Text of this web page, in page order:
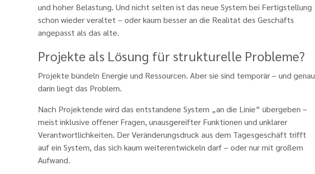
und hoher Belastung. Und nicht selten ist das neue System bei Fertigstellung
schon wieder veraltet – oder kaum besser an die Realität des Geschäfts
angepasst als das alte.
Projekte als Lösung für strukturelle Probleme?
Projekte bündeln Energie und Ressourcen. Aber sie sind temporär – und genau
darin liegt das Problem.
Nach Projektende wird das entstandene System „an die Linie“ übergeben –
meist inklusive offener Fragen, unausgereifter Funktionen und unklarer
Verantwortlichkeiten. Der Veränderungsdruck aus dem Tagesgeschäft trifft
auf ein System, das sich kaum weiterentwickeln darf – oder nur mit großem
Aufwand.